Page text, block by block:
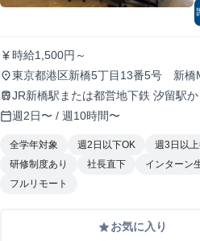
currency_yen時給1,500円～
place東京都港区新橋5丁目13番5号 新橋
trainJR新橋駅または都営地下鉄 汐留駅
calendar_today週2日〜 / 週10時間〜
全学年対象 週2日以下OK 週3日以
研修制度あり
社長直下 インターン
フルリモート
gradeお気に入り